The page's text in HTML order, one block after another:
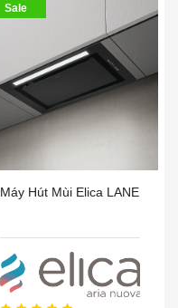
Sale
Máy Hút Mùi Elica LANE